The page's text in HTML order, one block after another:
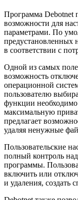
Программа Debotnet
возможности для
параметрами. По
предустановленных
в соответствии с
Одной из самых
возможность
операционной
пользователю
функции
максимальную
предлагает
удаляя ненужные
Пользовательские
полный контроль
программы.
включить или
и удаления, создать